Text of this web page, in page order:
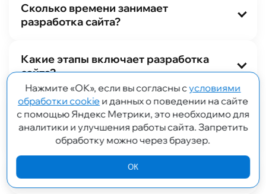
Сколько времени занимает
разработка сайта?
Какие этапы включает разработка
сайта?
Можно ли сделать сайт на системе
управления контентом CMS,
например, на платформе WordPress?
Нажмите «ОК», если вы согласны сусловиями
обработки cookie и данных о поведении на сайте
с помощью Яндекс Метрики, это необходимо для
аналитики и улучшения работы сайта. Запретить
обработку можно через браузер.
ОК